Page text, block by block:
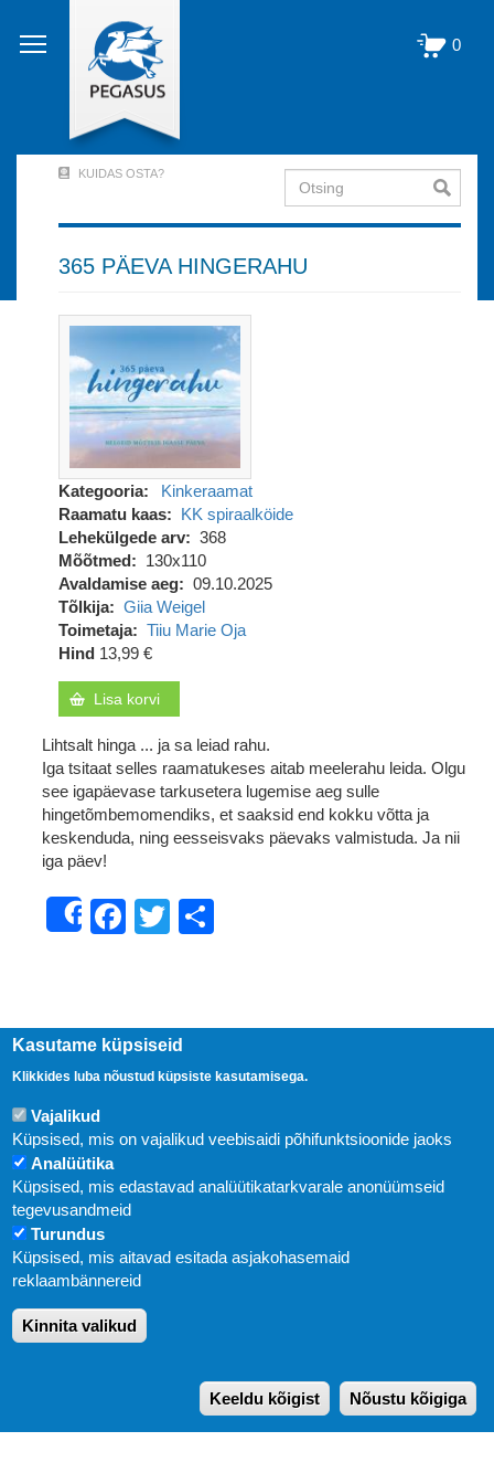
edasi
põhisisu
0
Account
Menu
KUIDAS OSTA? Otsing
365 PÄEVA HINGERAHU
Kategooria
Kinkeraamat
Raamatu kaas
KK spiraalköide
Lehekülgede arv
368
Mõõtmed
130x110
Avaldamise aeg
09.10.2025
Tõlkija
Giia Weigel
Toimetaja
Tiiu Marie Oja
Hind 13,99 €
Lisa korvi
Lihtsalt hinga ... ja sa leiad rahu.
Iga tsitaat selles raamatukeses aitab meelerahu leida. Olgu
see igapäevase tarkusetera lugemise aeg sulle
hingetõmbemomendiks, et saaksid end kokku võtta ja
keskenduda, ning eesseisvaks päevaks valmistuda. Ja nii
iga päev!
ShareFacebook
Twitter
Uudised
KIRJASTUS PEGASUS OÜ © 2020
Paldiski mnt. 29 (A korpus VI korrus), Tallinn
E-post:pegasus[at]pegasus.ee
Kasutame küpsiseid
Klikkides luba nõustud küpsiste kasutamisega.
Vajalikud
Küpsised, mis on vajalikud veebisaidi põhifunktsioonide jaoks
Analüütika
Küpsised, mis edastavad analüütikatarkvarale anonüümseid
tegevusandmeid
Turundus
Küpsised, mis aitavad esitada asjakohasemaid
reklaambännereid
Kinnita valikud
Keeldu kõigist Nõustu kõigiga